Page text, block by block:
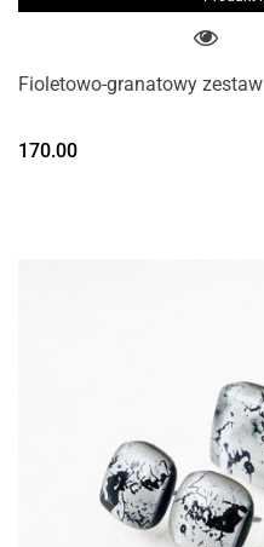
Fioletowo-granatowy zestaw
170.00